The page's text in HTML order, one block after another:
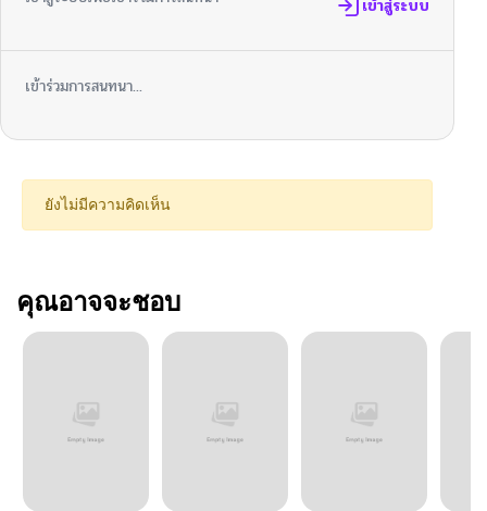
เข้าสู่ระบบ
เข้าร่วมการสนทนา...
ยังไม่มีความคิดเห็น
คุณอาจจะชอบ